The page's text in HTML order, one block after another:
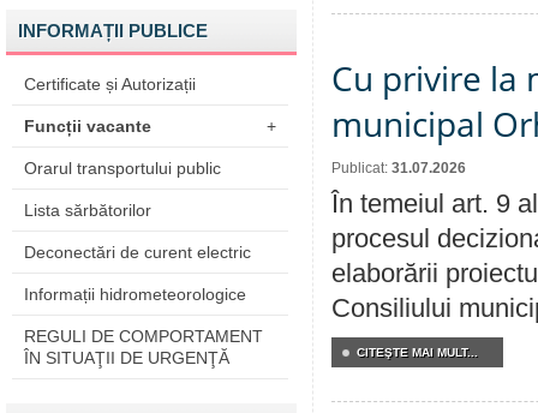
INFORMAȚII PUBLICE
Certificate și Autorizații
Funcții vacante +
Orarul transportului public
Lista sărbătorilor
Deconectări de curent electric
Informații hidrometeorologice
REGULI DE COMPORTAMENT
ÎN SITUAŢII DE URGENŢĂ
Cu privire la
municipal
Publicat: 31.07.2026
În temeiul art. 9
procesul
elaborării
Consiliului
CITEŞTE MAI MULT...